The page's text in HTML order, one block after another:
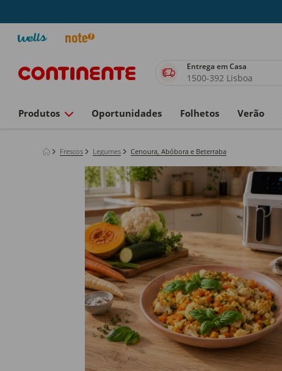
Entrega em Casa
1500-392 Lisboa
Produtos Oportunidades Folhetos Verão
Frescos Legumes Cenoura, Abóbora e Beterraba